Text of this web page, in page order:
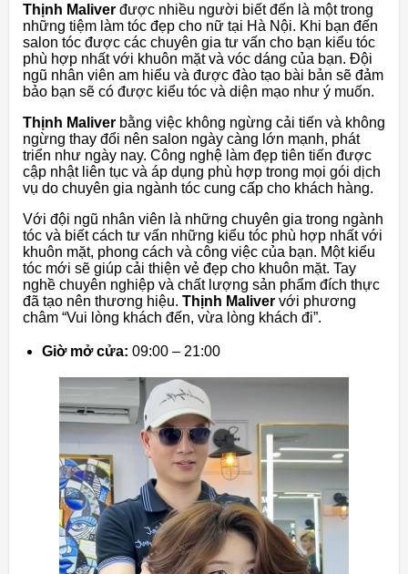
Thịnh Maliver được nhiều người biết đến là một trong
những tiệm làm tóc đẹp cho nữ tại Hà Nội. Khi bạn đến
salon tóc được các chuyên gia tư vấn cho bạn kiểu tóc
phù hợp nhất với khuôn mặt và vóc dáng của bạn. Đội
ngũ nhân viên am hiểu và được đào tạo bài bản sẽ đảm
bảo bạn sẽ có được kiểu tóc và diện mạo như ý muốn.
Thịnh Maliver bằng việc không ngừng cải tiến và không
ngừng thay đổi nên salon ngày càng lớn mạnh, phát
triển như ngày nay. Công nghệ làm đẹp tiên tiến được
cập nhật liên tục và áp dụng phù hợp trong mọi gói dịch
vụ do chuyên gia ngành tóc cung cấp cho khách hàng.
Với đội ngũ nhân viên là những chuyên gia trong ngành
tóc và biết cách tư vấn những kiểu tóc phù hợp nhất với
khuôn mặt, phong cách và công việc của bạn. Một kiểu
tóc mới sẽ giúp cải thiện vẻ đẹp cho khuôn mặt. Tay
nghề chuyên nghiệp và chất lượng sản phẩm đích thực
đã tạo nên thương hiệu. Thịnh Maliver với phương
châm “Vui lòng khách đến, vừa lòng khách đi”.
Giờ mở cửa: 09:00 – 21:00